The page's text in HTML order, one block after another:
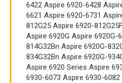
6422 Aspire 6920-6428
6621 Aspire 6920-6731
812G25 Aspire 6920-
Aspire 6920G Aspire 6920G-
814G32Bn Aspire 6920G-
834G32Bn Aspire 6920G-
Aspire 6920 Series Aspire
6930-6073 Aspire 6930-